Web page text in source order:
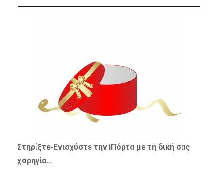
Στηρίξτε-Ενισχύστετην iΠόρτα με τη δική σας
χορηγία…